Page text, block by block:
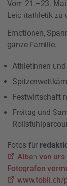
Vom 21.–23.
Leichtathletik zu
Emotionen,
ganze Familie.
Athletinnen
Festwirtschaft
Freitag und
Fotos für
Alben von
Fotografen
www.tobil.ch/